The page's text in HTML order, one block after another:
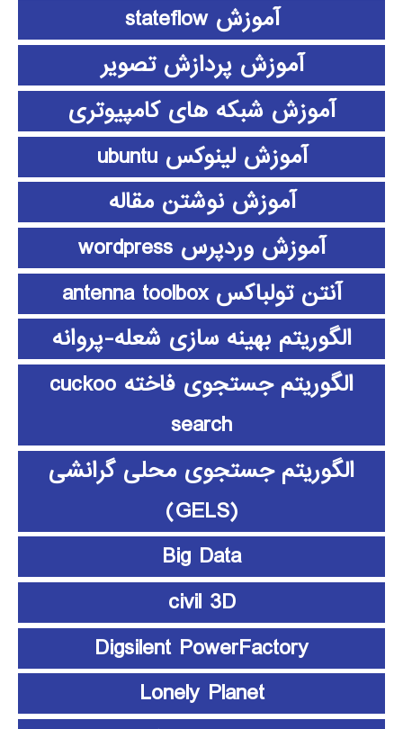
آموزش stateflow
آموزش پردازش تصویر
آموزش شبکه های کامپیوتری
آموزش لینوکس ubuntu
آموزش نوشتن مقاله
آموزش وردپرس wordpress
آنتن تولباکس antenna toolbox
الگوریتم بهینه سازی شعله-پروانه
الگوریتم جستجوی فاخته cuckoo
search
الگوریتم جستجوی محلی گرانشی
(GELS)
Big Data
civil 3D
Digsilent PowerFactory
Lonely Planet